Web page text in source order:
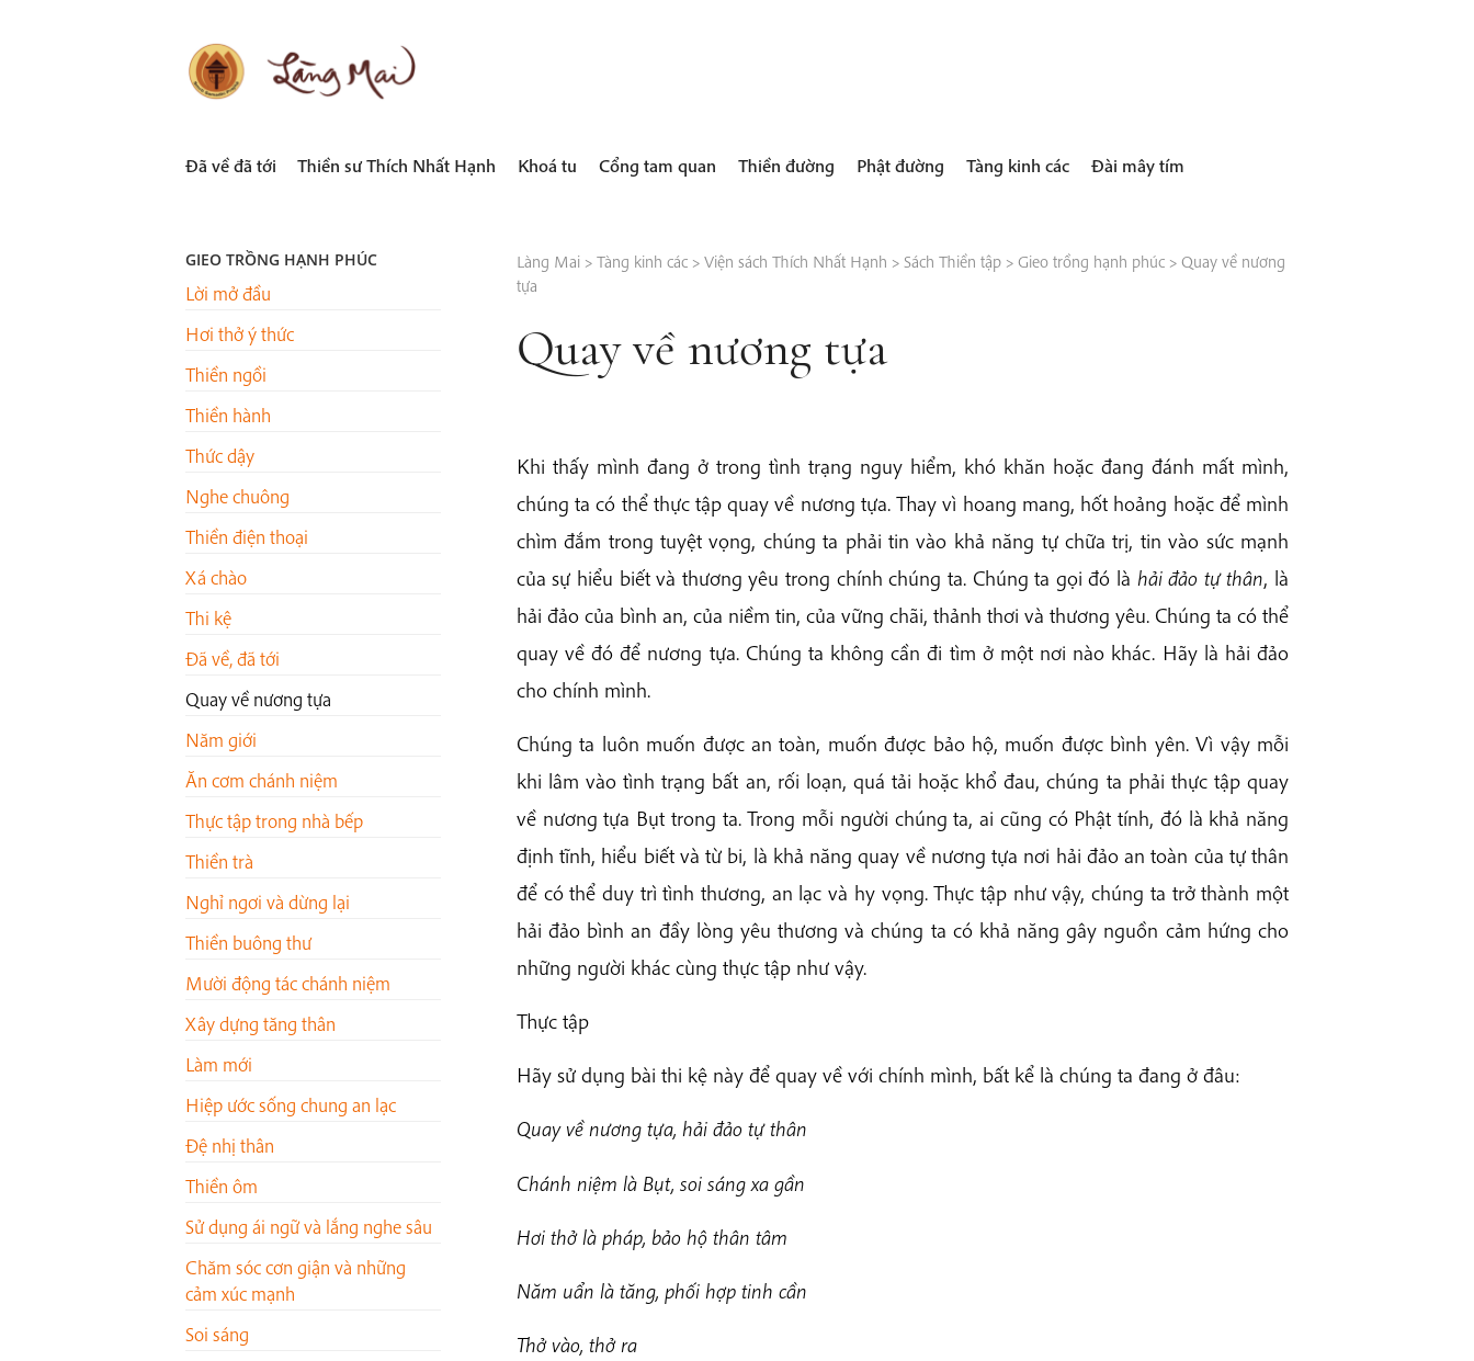
LÀNG MAI
Đã về đã tới Thiền sư Thích Nhất Hạnh Khoá tu Cổng tam quan Thiền đường Phật đường Tàng kinh các Đài mây tím
GIEO TRỒNG HẠNH PHÚC
Lời mở đầu
Hơi thở ý thức
Thiền ngồi
Thiền hành
Thức dậy
Nghe chuông
Thiền điện thoại
Xá chào
Thi kệ
Đã về, đã tới
Quay về nương tựa
Năm giới
Ăn cơm chánh niệm
Thực tập trong nhà bếp
Thiền trà
Nghỉ ngơi và dừng lại
Thiền buông thư
Mười động tác chánh niệm
Xây dựng tăng thân
Làm mới
Hiệp ước sống chung an lạc
Đệ nhị thân
Thiền ôm
Sử dụng ái ngữ và lắng nghe sâu
Chăm sóc cơn giận và những
cảm xúc mạnh
Soi sáng
Làng Mai> Tàng kinh các> Viện sách Thích Nhất Hạnh > Sách Thiền tập> Gieo trồng hạnh phúc> Quay về nương
tựa
Quay về nương tựa
Khi thấy mình đang ở trong tình trạng nguy hiểm, khó khăn hoặc đang đánh mất mình,
chúng ta có thể thực tập quay về nương tựa. Thay vì hoang mang, hốt hoảng hoặc để mình
chìm đắm trong tuyệt vọng, chúng ta phải tin vào khả năng tự chữa trị, tin vào sức mạnh
của sự hiểu biết và thương yêu trong chính chúng ta. Chúng ta gọi đó là hải đảo tự thân, là
hải đảo của bình an, của niềm tin, của vững chãi, thảnh thơi và thương yêu. Chúng ta có thể
quay về đó để nương tựa. Chúng ta không cần đi tìm ở một nơi nào khác. Hãy là hải đảo
cho chính mình.
Chúng ta luôn muốn được an toàn, muốn được bảo hộ, muốn được bình yên. Vì vậy mỗi
khi lâm vào tình trạng bất an, rối loạn, quá tải hoặc khổ đau, chúng ta phải thực tập quay
về nương tựa Bụt trong ta. Trong mỗi người chúng ta, ai cũng có Phật tính, đó là khả năng
định tĩnh, hiểu biết và từ bi, là khả năng quay về nương tựa nơi hải đảo an toàn của tự thân
để có thể duy trì tình thương, an lạc và hy vọng. Thực tập như vậy, chúng ta trở thành một
hải đảo bình an đầy lòng yêu thương và chúng ta có khả năng gây nguồn cảm hứng cho
những người khác cùng thực tập như vậy.
Thực tập
Hãy sử dụng bài thi kệ này để quay về với chính mình, bất kể là chúng ta đang ở đâu:
Quay về nương tựa, hải đảo tự thân
Chánh niệm là Bụt, soi sáng xa gần
Hơi thở là pháp, bảo hộ thân tâm
Năm uẩn là tăng, phối hợp tinh cần
Thở vào, thở ra